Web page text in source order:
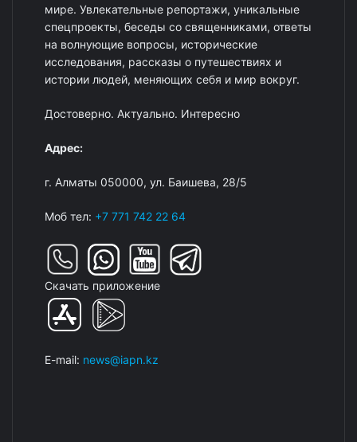
мире. Увлекательные репортажи, уникальные
спецпроекты, беседы со священниками, ответы
на волнующие вопросы, исторические
исследования, рассказы о путешествиях и
истории людей, меняющих себя и мир вокруг.
Достоверно. Актуально. Интересно
Адрес:
г. Алматы 050000, ул. Баишева, 28/5
Моб тел: +7 771 742 22 64
Скачать приложение
E-mail: news@iapn.kz